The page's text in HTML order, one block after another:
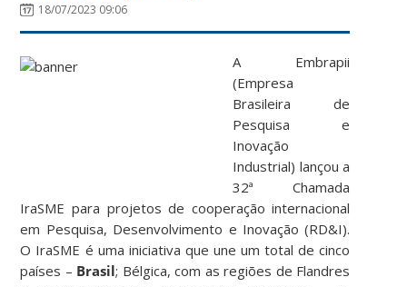
18/07/2023 09:06
A Embrapii
(Empresa
Brasileira de
Pesquisa e
Inovação
Industrial) lançou a
32ª Chamada
IraSME para projetos de cooperação internacional
em Pesquisa, Desenvolvimento e Inovação (RD&I).
O IraSME é uma iniciativa que une um total de cinco
países – Brasil; Bélgica, com as regiões de Flandres